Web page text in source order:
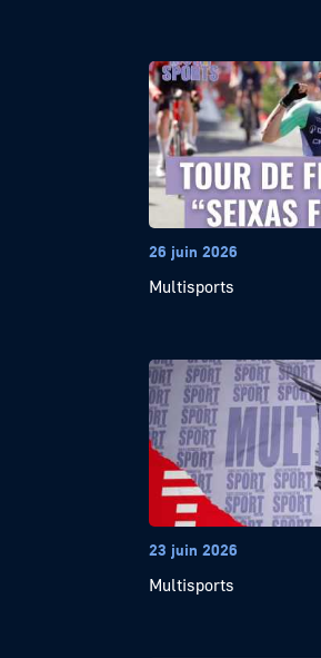
26 juin 2026
Multisports
23 juin 2026
Multisports